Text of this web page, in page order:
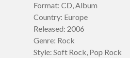
Format: CD, Album
Country: Europe
Released: 2006
Genre: Rock
Style: Soft Rock, Pop Rock